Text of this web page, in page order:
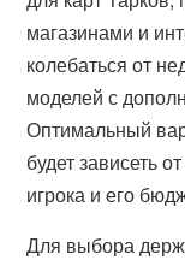
магазинами и
колебаться от
моделей с
Оптимальный
будет зависеть
игрока и его
Для выбора